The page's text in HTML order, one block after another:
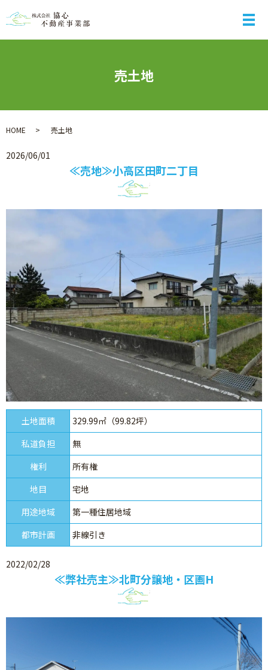
メ
売土地
HOME 売土地
2026/06/01
≪売地≫小高区田町二丁目
土地面積
329.99㎡（99.82坪）
私道負担
無
権利
所有権
地目
宅地
用途地域
第一種住居地域
都市計画
非線引き
2022/02/28
≪弊社売主≫北町分譲地・区画H